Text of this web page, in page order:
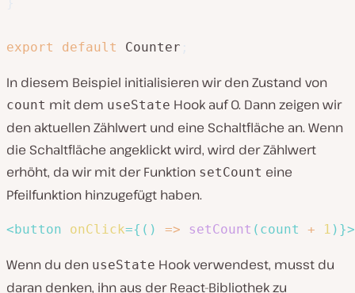
export default Counter
In diesem Beispiel initialisieren wir den Zustand von
count mit dem useState Hook auf 0. Dann zeigen wir
den aktuellen Zählwert und eine Schaltfläche an. Wenn
die Schaltfläche angeklickt wird, wird der Zählwert
erhöht, da wir mit der Funktion setCount eine
Pfeilfunktion hinzugefügt haben.
<button onClick={ ( ) => setCount ( count + 1 ) }>
Wenn du den useState Hook verwendest, musst du
daran denken, ihn aus der React-Bibliothek zu